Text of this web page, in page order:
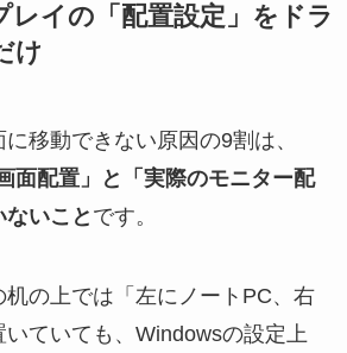
レイの「配置設定」をドラ
け
移動できない原因の9割は、
面配置」と「実際のモニター配
いこと です。
の上では「左にノートPC、右
ていても、Windowsの設定上